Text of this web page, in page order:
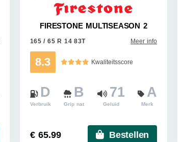
FIRESTONE MULTISEASON 2
165 / 65 R 14 83T Meer info
8.3 Kwaliteitsscore
D
Verbruik
B
Grip nat
71
Geluid
A
Merk
€ 65.99 Bestellen